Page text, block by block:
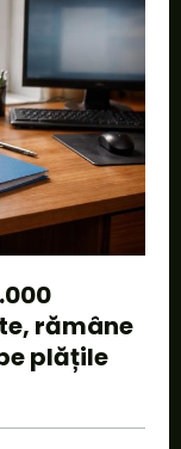
rămâne
plățile